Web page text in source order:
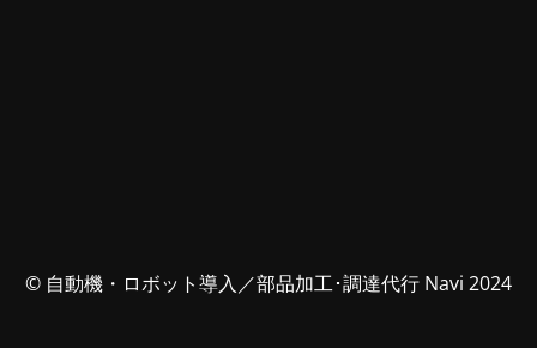
© 自動機・ロボット導入／部品加工･調達代行 Navi 2024